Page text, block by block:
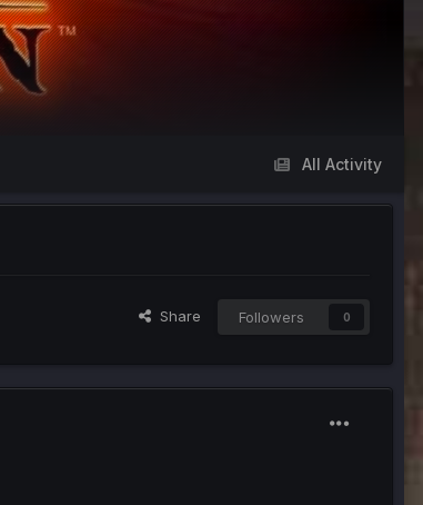
All Activity
Share Followers 0